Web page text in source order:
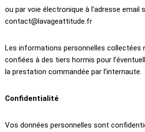
ou par voie électronique à l’adresse email
contact@lavageattitude.fr
Les informations personnelles collectées
confiées à des tiers hormis pour
la prestation commandée par l’internaute.
Confidentialité
Vos données personnelles sont